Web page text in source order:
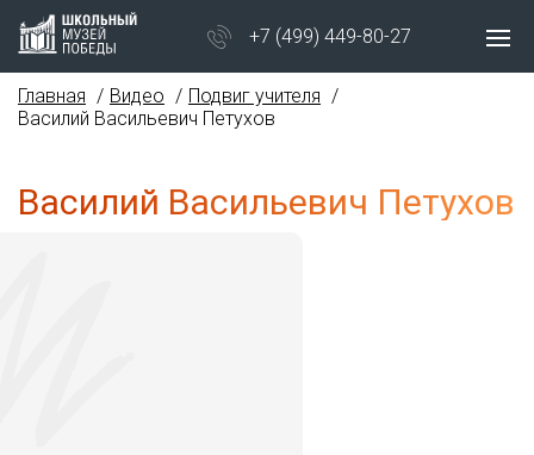
+7 (499) 449-80-27
Главная Видео
Подвиг учителя
Василий Васильевич Петухов
Василий Васильевич Петухов